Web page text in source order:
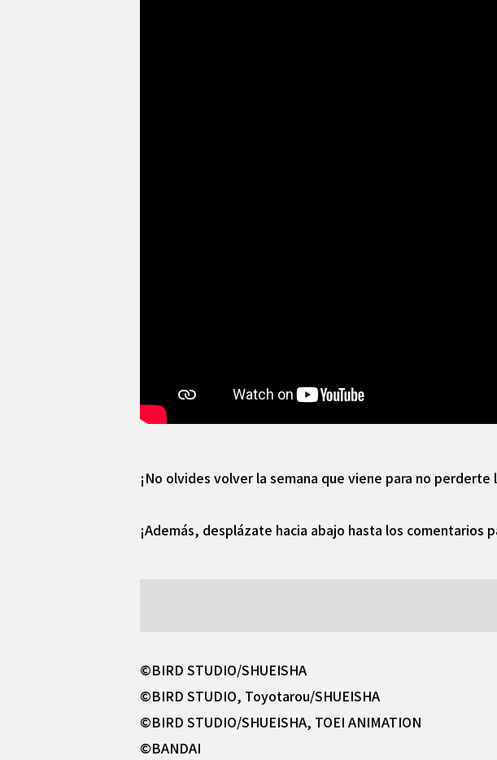
¡No olvides volver la semana que viene para no
¡Además, desplázate hacia abajo hasta los comentarios
©BIRD STUDIO/SHUEISHA
©BIRD STUDIO, Toyotarou/SHUEISHA
©BIRD STUDIO/SHUEISHA, TOEI ANIMATION
©BANDAI